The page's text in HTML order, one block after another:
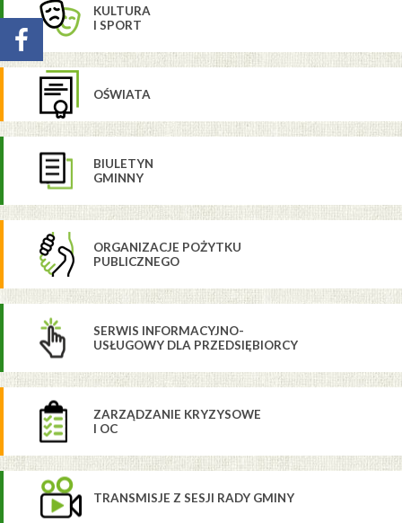
KULTURA
I SPORT
OŚWIATA
BIULETYN
GMINNY
ORGANIZACJE POŻYTKU
PUBLICZNEGO
SERWIS INFORMACYJNO-
USŁUGOWY DLA PRZEDSIĘBIORCY
ZARZĄDZANIE KRYZYSOWE
I OC
TRANSMISJE Z SESJI RADY GMINY